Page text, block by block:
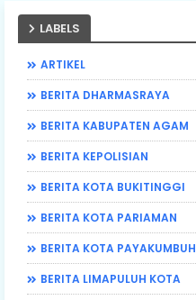
LABELS
ARTIKEL
BERITA DHARMASRAYA
BERITA KABUPATEN AGAM
BERITA KEPOLISIAN
BERITA KOTA BUKITINGGI
BERITA KOTA PARIAMAN
BERITA KOTA PAYAKUMBUH
BERITA LIMAPULUH KOTA